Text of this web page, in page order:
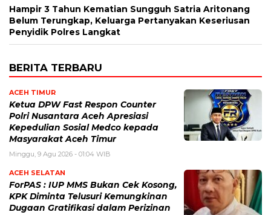
Hampir 3 Tahun Kematian Sungguh Satria Aritonang
Belum Terungkap, Keluarga Pertanyakan Keseriusan
Penyidik Polres Langkat
BERITA TERBARU
ACEH TIMUR
Ketua DPW Fast Respon Counter
Polri Nusantara Aceh Apresiasi
Kepedulian Sosial Medco kepada
Masyarakat Aceh Timur
Minggu, 9 Agu 2026 - 01:04 WIB
ACEH SELATAN
ForPAS : IUP MMS Bukan Cek Kosong,
KPK Diminta Telusuri Kemungkinan
Dugaan Gratifikasi dalam Perizinan